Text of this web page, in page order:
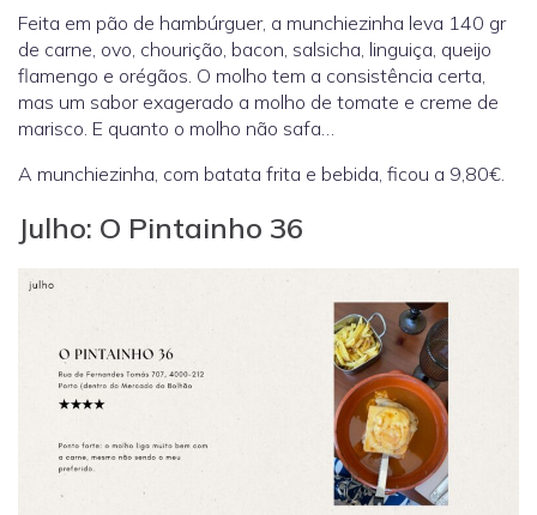
Feita em pão de hambúrguer, a munchiezinha leva 140 gr
de carne, ovo, chourição, bacon, salsicha, linguiça, queijo
flamengo e orégãos. O molho tem a consistência certa,
mas um sabor exagerado a molho de tomate e creme de
marisco. E quanto o molho não safa…
A munchiezinha, com batata frita e bebida, ficou a 9,80€.
Julho: O Pintainho 36